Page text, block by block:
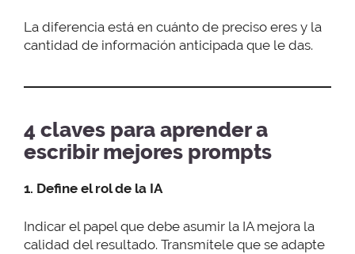
La diferencia está en cuánto de preciso eres y la
cantidad de información anticipada que le das.
4 claves para aprender a
escribir mejores prompts
1. Define el rol de la IA
Indicar el papel que debe asumir la IA mejora la
calidad del resultado. Transmítele que se adapte